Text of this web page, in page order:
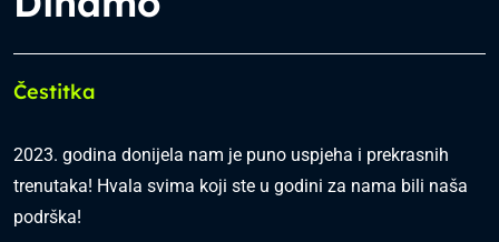
Čestitka
2023. godina donijela nam je puno uspjeha i prekrasnih
trenutaka! Hvala svima koji ste u godini za nama bili naša
podrška!